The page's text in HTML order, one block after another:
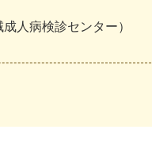
成 人 病検診センター）